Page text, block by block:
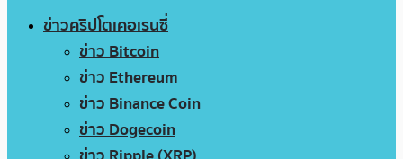
ข่าวคริปโตเคอเรนซี่
ข่าว Bitcoin
ข่าว Ethereum
ข่าว Binance Coin
ข่าว Dogecoin